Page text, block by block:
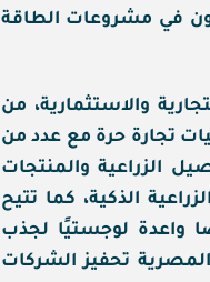
في مشروعات الطاقة
والاستثمارية، من
تجارة حرة مع عدد من
الزراعية والمنتجات
الذكية، كما تتيح
واعدة لوجستيًا لجذب
تحفيز الشركات